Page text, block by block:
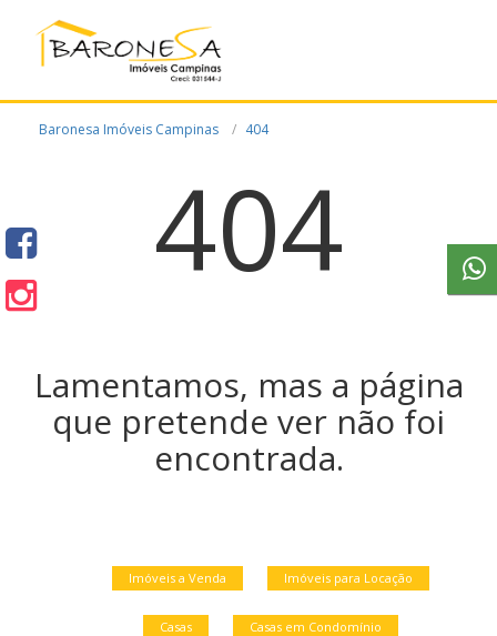
Baronesa Imóveis Campinas 404
404
Lamentamos, mas a página
que pretende ver não foi
encontrada.
Imóveis a Venda Imóveis para Locação
Casas Casas em Condomínio